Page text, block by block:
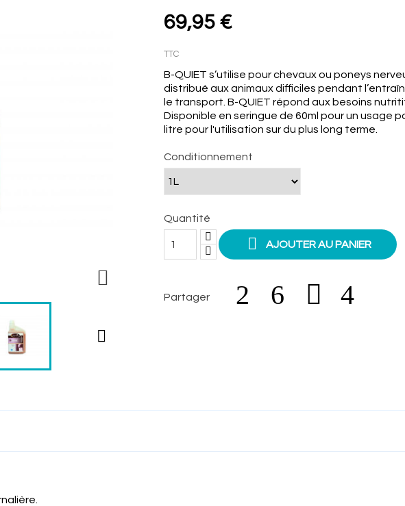


69,95 €
TTC
B-QUIET s’utilise pour chevaux ou poneys
distribué aux animaux difficiles pendant
le transport. B-QUIET répond aux besoins
Disponible en seringue de 60ml pour un usage
litre pour l'utilisation sur du plus long terme.
Conditionnement
Quantité
 AJOUTER AU PANIER
Partager